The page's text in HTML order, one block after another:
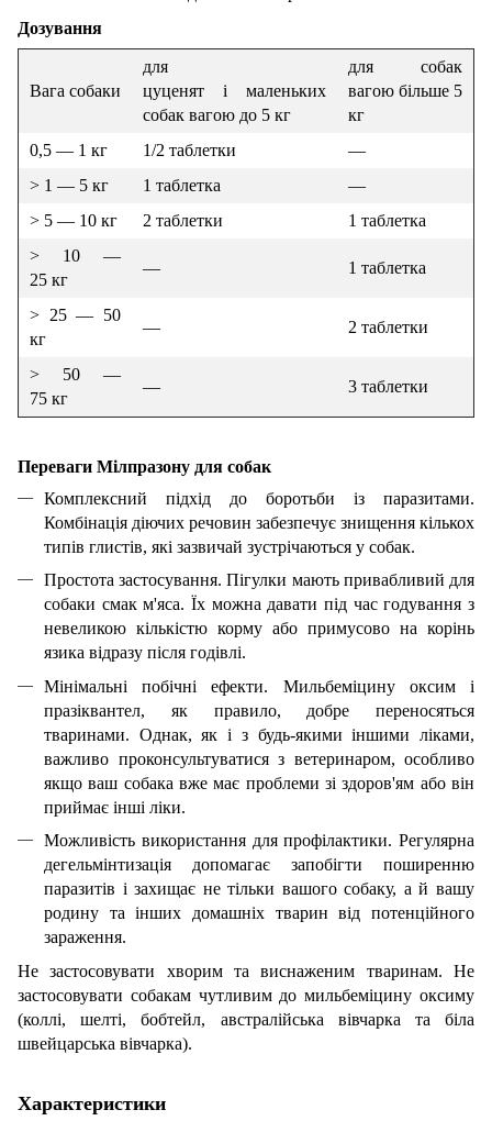
Дозування
Вага собаки
для
цуценят і маленьких
собак вагою до 5 кг
для собак
вагою більше 5
кг
0,5 — 1 кг
1/2 таблетки
—
> 1 — 5 кг
1 таблетка
—
> 5 — 10 кг
2 таблетки
1 таблетка
> 10 —
25 кг
— 1 таблетка
> 25 — 50
кг
— 2 таблетки
> 50 —
75 кг
— 3 таблетки
Переваги Мілпразону для собак
Комплексний підхід до боротьби із паразитами.
Комбінація діючих речовин забезпечує знищення кількох
типів глистів, які зазвичай зустрічаються у собак.
Простота застосування. Пігулки мають привабливий для
собаки смак м'яса. Їх можна давати під час годування з
невеликою кількістю корму або примусово на корінь
язика відразу після годівлі.
Мінімальні побічні ефекти. Мильбеміцину оксим і
празіквантел, як правило, добре переносяться
тваринами. Однак, як і з будь-якими іншими ліками,
важливо проконсультуватися з ветеринаром, особливо
якщо ваш собака вже має проблеми зі здоров'ям або він
приймає інші ліки.
Можливість використання для профілактики. Регулярна
дегельмінтизація допомагає запобігти поширенню
паразитів і захищає не тільки вашого собаку, а й вашу
родину та інших домашніх тварин від потенційного
зараження.
Не застосовувати хворим та виснаженим тваринам. Не
застосовувати собакам чутливим до мильбеміцину оксиму
(коллі, шелті, бобтейл, австралійська вівчарка та біла
швейцарська вівчарка).
Характеристики